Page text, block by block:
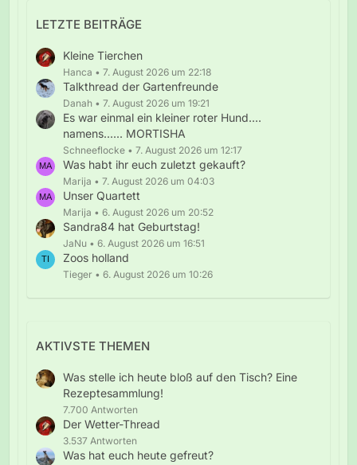
LETZTE BEITRÄGE
Kleine Tierchen
Hanca 7. August 2026 um 22:18
Talkthread der Gartenfreunde
Danah 7. August 2026 um 19:21
Es war einmal ein kleiner roter Hund....
namens...... MORTISHA
Schneeflocke 7. August 2026 um 12:17
Was habt ihr euch zuletzt gekauft?
Marija 7. August 2026 um 04:03
Unser Quartett
Marija 6. August 2026 um 20:52
Sandra84 hat Geburtstag!
JaNu 6. August 2026 um 16:51
Zoos holland
Tieger 6. August 2026 um 10:26
AKTIVSTE THEMEN
Was stelle ich heute bloß auf den Tisch? Eine
Rezeptesammlung!
7.700 Antworten
Der Wetter-Thread
3.537 Antworten
Was hat euch heute gefreut?